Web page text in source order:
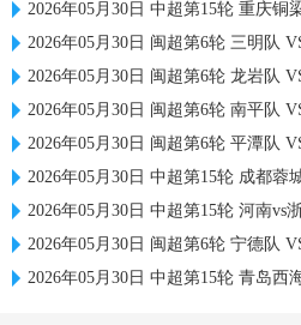
2026年05月30日 中超第15轮 重庆铜
2026年05月30日 闽超第6轮 三明队
2026年05月30日 闽超第6轮 龙岩队
2026年05月30日 闽超第6轮 南平队
2026年05月30日 闽超第6轮 平潭队
2026年05月30日 中超第15轮 成都蓉
2026年05月30日 中超第15轮 河南vs
2026年05月30日 闽超第6轮 宁德队
2026年05月30日 中超第15轮 青岛西